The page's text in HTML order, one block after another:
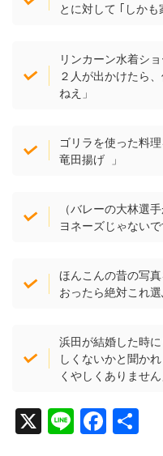
とに対して ｢しか
リンカーン水着シ
２人が出かけたら
ねえ」
ゴリラを使った料
竜田揚げ 」
（バレーの大林選
ヨネーズじゃないで
ほんこんの昔の写
おったら絶対これ選
浜田が結婚した時
しくないかと聞か
くやしくありません
X
Li F